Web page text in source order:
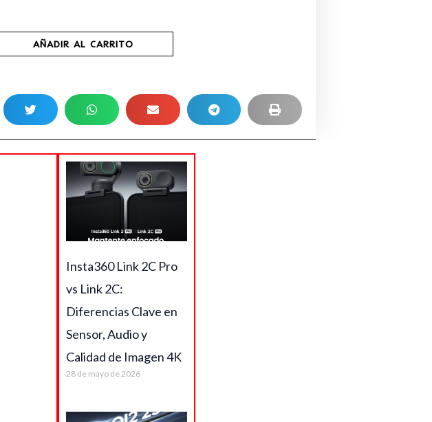
AÑADIR AL CARRITO
Insta360 Link 2C Pro
vs Link 2C:
Diferencias Clave en
Sensor, Audio y
Calidad de Imagen 4K
28 de mayo de 2026